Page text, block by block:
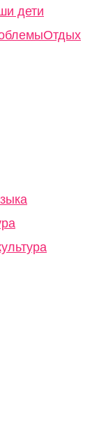
дети
Отдых